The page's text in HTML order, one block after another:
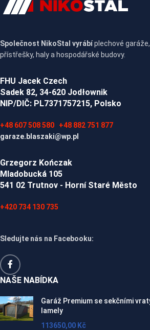
Společnost NikoStal vyrábíplechové
přístřešky, haly a hospodářské budovy.
FHU Jacek Czech
Sadek 82, 34-620 Jodłownik
NIP/DIČ: PL7371757215, Polsko
+48 607 508 580
+48 882 751 877
garaze.blaszaki@wp.pl
Grzegorz Kończak
Mladobucká 105
541 02 Trutnov - Horní Staré Město
+420 734 130 735
Sledujte nás na Facebooku:
NAŠE NABÍDKA
Garáž Premium se sekčními
lamely
113650,00 Kč